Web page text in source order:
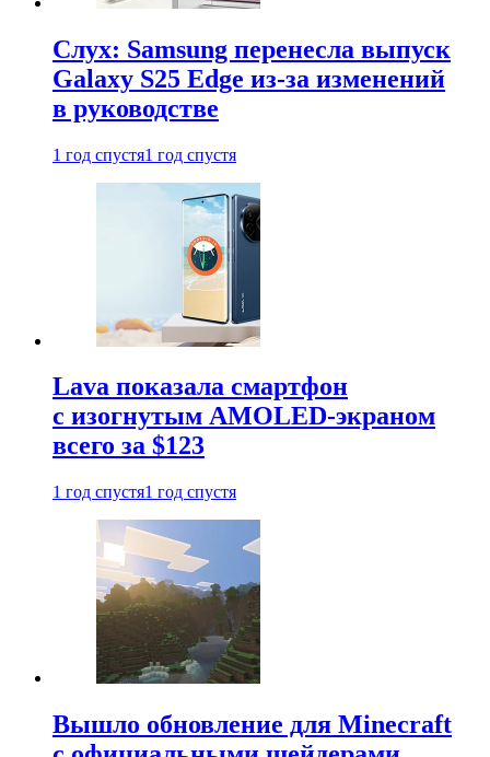
Слух: Samsung перенесла выпуск
Galaxy S25 Edge из-за изменений
в руководстве
1 год спустя1 год спустя
Lava показала смартфон
с изогнутым AMOLED-экраном
всего за $123
1 год спустя1 год спустя
Вышло обновление для Minecraft